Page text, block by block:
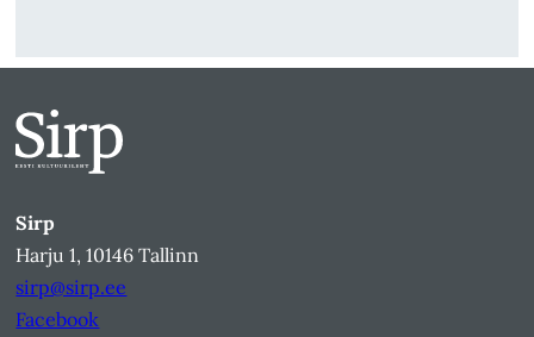
Sirp
Harju 1, 10146 Tallinn
sirp@sirp.ee
Facebook